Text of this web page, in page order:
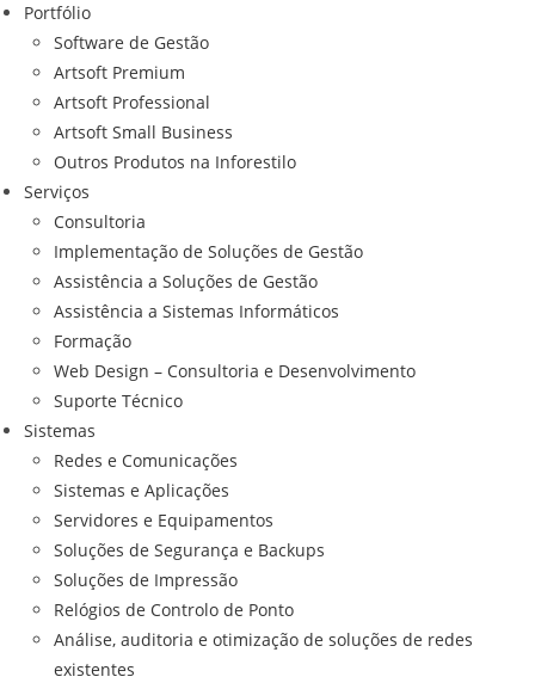
Portfólio
Software de Gestão
Artsoft Premium
Artsoft Professional
Artsoft Small Business
Outros Produtos na Inforestilo
Serviços
Consultoria
Implementação de Soluções de Gestão
Assistência a Soluções de Gestão
Assistência a Sistemas Informáticos
Formação
Web Design – Consultoria e Desenvolvimento
Suporte Técnico
Sistemas
Redes e Comunicações
Sistemas e Aplicações
Servidores e Equipamentos
Soluções de Segurança e Backups
Soluções de Impressão
Relógios de Controlo de Ponto
Análise, auditoria e otimização de soluções de redes
existentes